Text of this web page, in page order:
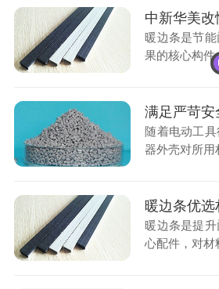
暖边条是节
果的核心构件
随着电动工
器外壳对所用
暖边条是提
心配件，对材